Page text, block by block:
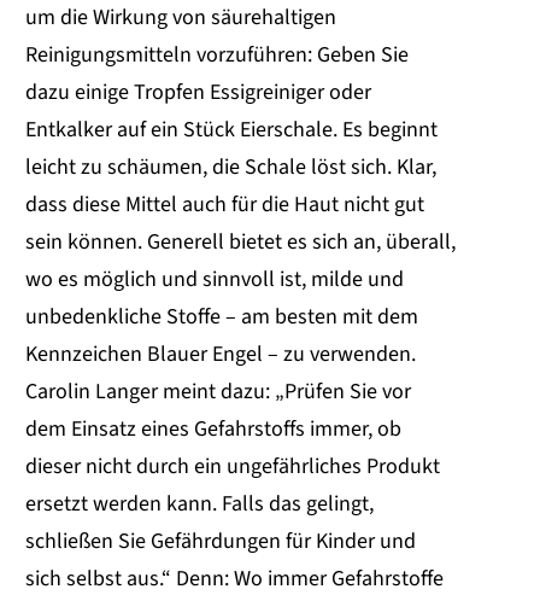
um die Wirkung von säurehaltigen
Reinigungsmitteln vorzuführen: Geben Sie
dazu einige Tropfen Essigreiniger oder
Entkalker auf ein Stück Eierschale. Es beginnt
leicht zu schäumen, die Schale löst sich. Klar,
dass diese Mittel auch für die Haut nicht gut
sein können. Generell bietet es sich an, überall,
wo es möglich und sinnvoll ist, milde und
unbedenkliche Stoffe – am besten mit dem
Kennzeichen Blauer Engel – zu verwenden.
Carolin Langer meint dazu: „Prüfen Sie vor
dem Einsatz eines Gefahrstoffs immer, ob
dieser nicht durch ein ungefährliches Produkt
ersetzt werden kann. Falls das gelingt,
schließen Sie Gefährdungen für Kinder und
sich selbst aus.“ Denn: Wo immer Gefahrstoffe